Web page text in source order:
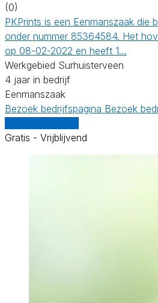
(0)
PKPrints is een Eenmanszaak die
onder nummer 85364584. Het
op 08-02-2022 en heeft 1…
Werkgebied Surhuisterveen
4 jaar in bedrijf
Eenmanszaak
Bezoek bedrijfspagina Bezoek
Gratis - Vrijblijvend